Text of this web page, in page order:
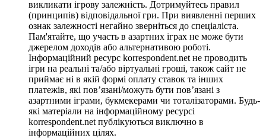
викликати ігрову залежність. Дотримуйтесь правил
(принципів) відповідальної гри. При виявленні перших
ознак залежності негайно зверніться до спеціаліста.
Пам'ятайте, що участь в азартних іграх не може бути
джерелом доходів або альтернативою роботі.
Інформаційний ресурс korrespondent.net не проводить
ігри на реальні та/або віртуальні гроші, також сайт не
приймає ні в якій формі оплату ставок та інших
платежів, які пов’язані/можуть бути пов’язані з
азартними іграми, букмекерами чи тоталізаторами. Будь-
які матеріали на інформаційному ресурсі
korrespondent.net публікуються виключно в
інформаційних цілях.